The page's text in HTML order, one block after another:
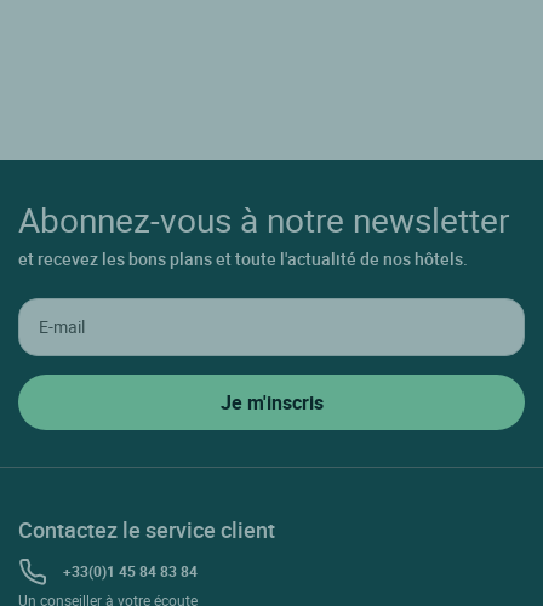
Abonnez-vous à notre newsletter
et recevez les bons plans et toute l'actualité de nos hôtels.
Contactez le service client
+33(0)1 45 84 83 84
Un conseiller à votre écoute